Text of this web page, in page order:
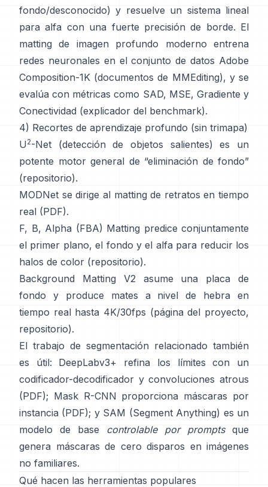
fondo/desconocido) y resuelve un sistema lineal
para alfa con una fuerte precisión de borde. El
matting de imagen profundo
moderno entrena
redes neuronales en el conjunto de datos Adobe
Composition-1K (documentos de MMEditing), y se
evalúa con métricas como SAD, MSE, Gradiente y
Conectividad (explicador del benchmark).
4) Recortes de aprendizaje profundo (sin trimapa)
U 2-Net (detección de objetos salientes) es un
potente motor general de “eliminación de fondo”
(repositorio).
MODNet se dirige al matting de retratos en tiempo
real (PDF).
F, B, Alpha (FBA) Matting predice conjuntamente
el primer plano, el fondo y el alfa para reducir los
halos de color (repositorio).
Background Matting V2 asume una placa de
fondo y produce mates a nivel de hebra en
tiempo real hasta 4K/30fps (página del proyecto,
repositorio).
El trabajo de segmentación relacionado también
es útil:
DeepLabv3+ refina los límites con un
codificador-decodificador y convoluciones atrous
(PDF); Mask R-CNN proporciona máscaras por
instancia (PDF); y SAM (Segment Anything) es un
modelo de base controlable por promptsque
genera máscaras de cero disparos en imágenes
no familiares.
Qué hacen las herramientas populares